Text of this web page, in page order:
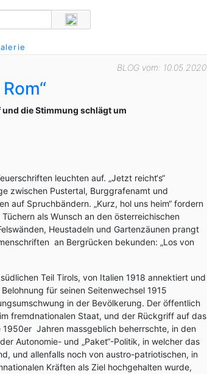
BLOG vom: 10.05.2020
die Stimmung schlägt um
leuchten auf. „Jetzt reicht‘s“
zwischen Pustertal, Burggrafenamt und
auf Spruchbändern. „Kurz, hol uns heim“ fordern
als Wunsch an den österreichischen
Heustadeln und Gartenzäunen prangt
an Bergrücken bekunden: „Los von
Teil Tirols, von Italien 1918 annektiert und
für seinen Seitenwechsel 1915
in der Bevölkerung. Der öffentlich
fremdnationalen Staat, und der Rückgriff auf das
1950er Jahren massgeblich beherrschte, in den
Autonomie- und „Paket“-Politik, in welcher das
und allenfalls noch von austro-patriotischen, in
Kräften als Ziel hochgehalten wurde,